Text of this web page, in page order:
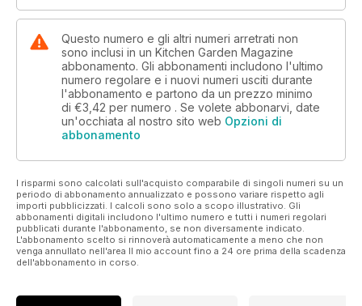
Questo numero e gli altri numeri arretrati non
sono inclusi in un Kitchen Garden Magazine
abbonamento. Gli abbonamenti includono l'ultimo
numero regolare e i nuovi numeri usciti durante
l'abbonamento e partono da un prezzo minimo
di €3,42 per numero . Se volete abbonarvi, date
un'occhiata al nostro sito web Opzioni di
abbonamento
I risparmi sono calcolati sull'acquisto comparabile di singoli numeri su un
periodo di abbonamento annualizzato e possono variare rispetto agli
importi pubblicizzati. I calcoli sono solo a scopo illustrativo. Gli
abbonamenti digitali includono l'ultimo numero e tutti i numeri regolari
pubblicati durante l'abbonamento, se non diversamente indicato.
L'abbonamento scelto si rinnoverà automaticamente a meno che non
venga annullato nell'area Il mio account fino a 24 ore prima della scadenza
dell'abbonamento in corso.